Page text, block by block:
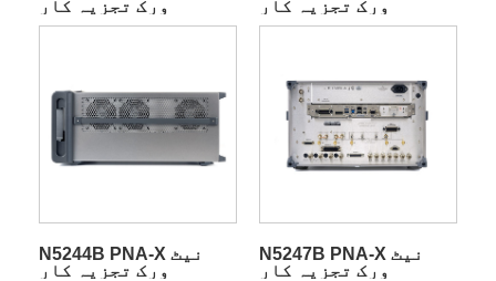
ورک تجزیہ کار
ورک تجزیہ کار
N5244B PNA-X نیٹ
ورک تجزیہ کار
N5247B PNA-X نیٹ
ورک تجزیہ کار